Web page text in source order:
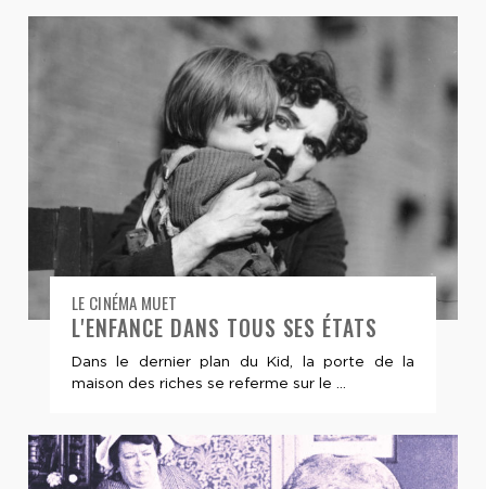
LE CINÉMA MUET
L'ENFANCE DANS TOUS SES ÉTATS
Dans le dernier plan du Kid, la porte de la
maison des riches se referme sur le ...